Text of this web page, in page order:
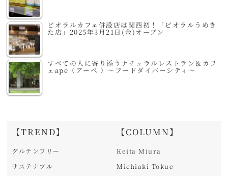
ビオラルカフェ併設店は関西初！「ビオラルうめき
た店」2025年3月21日(金)オープン
すべての人に寄り添うナチュラルレストラン＆カフ
ェape（アーペ ）～フードダイバーシティ～
【TREND】
グルテンフリー
サステナブル
【COLUMN】
Keita Miura
Michiaki Tokue